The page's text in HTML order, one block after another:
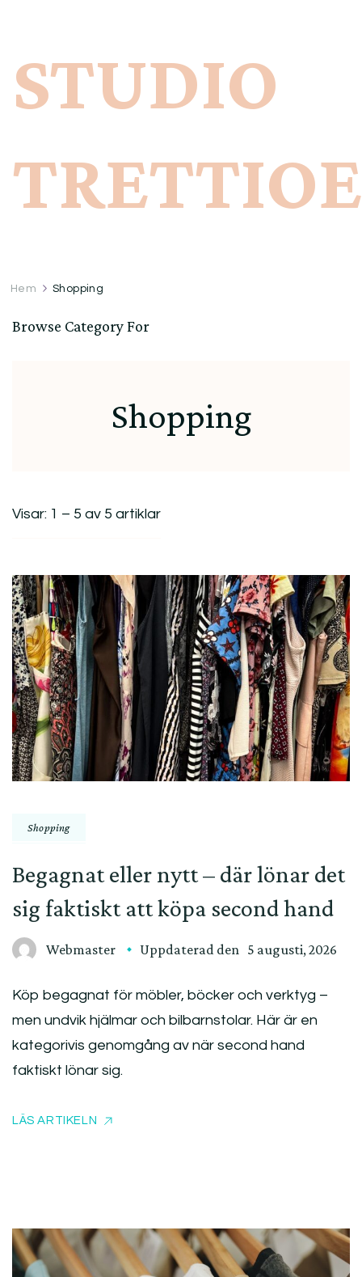
STUDIO
Hem Shopping
Browse Category For
Shopping
Visar: 1 – 5 av 5 artiklar
Shopping
Begagnat eller nytt – där lönar det
sig faktiskt att köpa second hand
Webmaster Uppdaterad den 5 augusti, 2026
Köp begagnat för möbler, böcker och verktyg –
men undvik hjälmar och bilbarnstolar. Här är en
kategorivis genomgång av när second hand
faktiskt lönar sig.
LÄS ARTIKELN